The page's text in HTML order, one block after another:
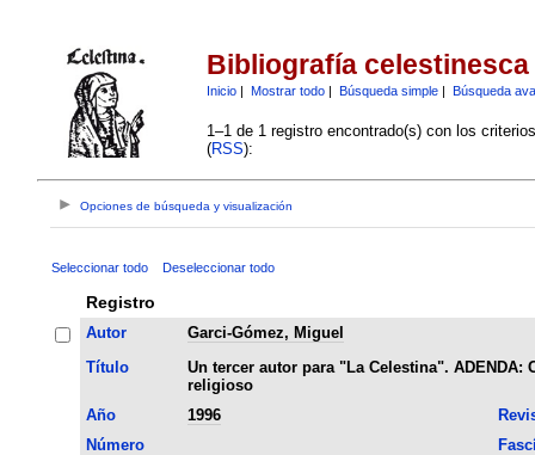
Bibliografía celestinesca
Inicio| Mostrar todo| Búsqueda simple| Búsqueda
1–1 de 1 registro encontrado(s) con los
(RSS):
Opciones de búsqueda y visualización
Seleccionar todo Deseleccionar todo
Registro
Autor
Garci-Gómez, Miguel
Título
Un tercer autor para "La Celestina". ADENDA:
religioso
Año
1996
Número